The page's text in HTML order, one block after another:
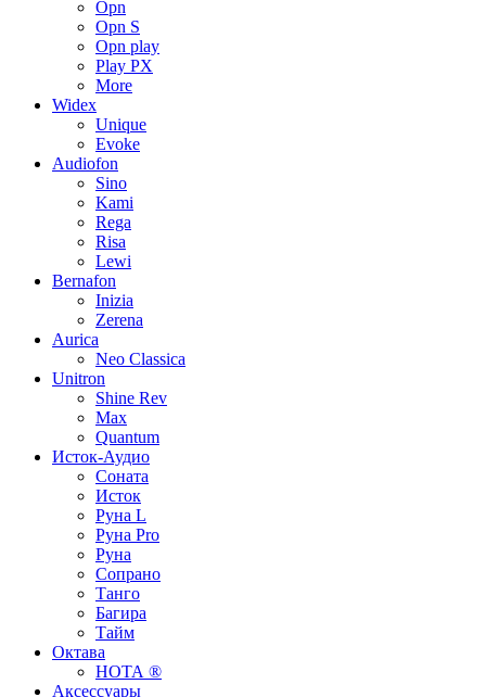
Opn
Opn S
Opn play
Play PX
More
Widex
Unique
Evoke
Audiofon
Sino
Kami
Rega
Risa
Lewi
Bernafon
Inizia
Zerena
Aurica
Neo Classica
Unitron
Shine Rev
Max
Quantum
Исток-Аудио
Соната
Исток
Руна L
Руна Pro
Руна
Сопрано
Танго
Багира
Тайм
Октава
НОТА ®
Аксессуары